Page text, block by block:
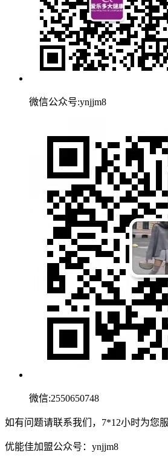
微信公众号:ynjjm8
微信:2550650748
如有问题请联系我们，7*12小时为您
优能佳加盟公众号：ynjjm8